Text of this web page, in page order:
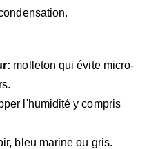
molleton qui évite micro-
l'humidité y compris
bleu marine ou gris.